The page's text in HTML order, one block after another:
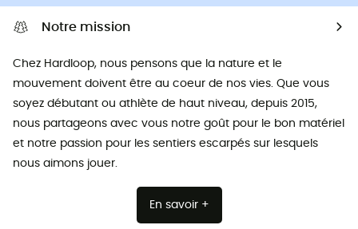
Notre mission
Chez Hardloop, nous pensons que la nature et le
mouvement doivent être au coeur de nos vies. Que vous
soyez débutant ou athlète de haut niveau, depuis 2015,
nous partageons avec vous notre goût pour le bon matériel
et notre passion pour les sentiers escarpés sur lesquels
nous aimons jouer.
En savoir +